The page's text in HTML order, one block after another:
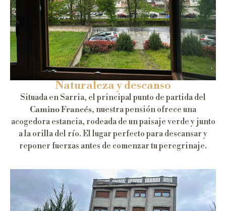
Naturaleza y descanso
Situada en Sarria, el principal punto de partida del
Camino Francés, nuestra pensión ofrece una
acogedora estancia, rodeada de un paisaje verde y junto
a la orilla del río. El lugar perfecto para descansar y
reponer fuerzas antes de comenzar tu peregrinaje.